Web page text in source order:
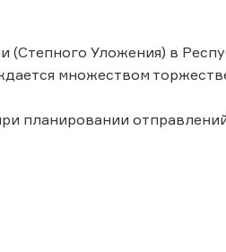
Уложения) в
множеством
планировании